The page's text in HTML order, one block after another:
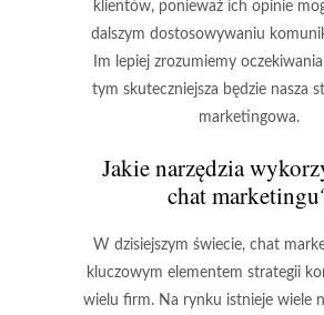
klientów, ponieważ ich opinie
dalszym dostosowywaniu
Im lepiej zrozumiemy
tym skuteczniejsza będzie nasza
marketingowa.
Jakie narzędzia
chat
W dzisiejszym świecie, chat
kluczowym elementem strategii
wielu firm. Na rynku istnieje wiele